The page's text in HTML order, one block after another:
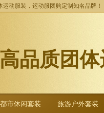
动服装，运动服团购定制知名品牌！
高品质团
都市休闲套装 旅游户外套装